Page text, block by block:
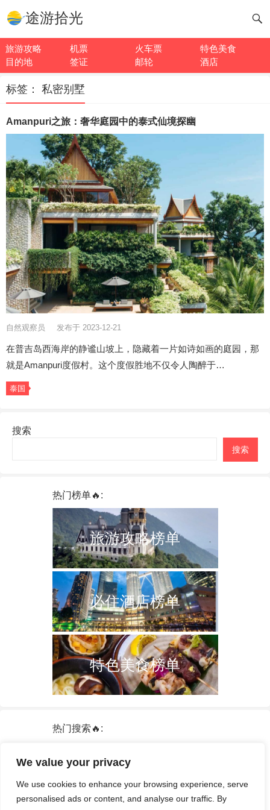
We value your privacy
We use cookies to enhance your browsing experience, serve
personalised ads or content, and analyse our traffic. By
途游拾光
旅游攻略 机票 火车票
特色美食
目的地
签证 邮轮 酒店
标签： 私密别墅
Amanpuri之旅：奢华庭园中的泰式仙境探幽
自然观察员 发布于 2023-12-21
在普吉岛西海岸的静谧山坡上，隐藏着一片如诗如画的庭园，那
就是Amanpuri度假村。这个度假胜地不仅令人陶醉于…
泰国
搜索
搜索
热门榜单🔥:
旅游攻略榜单
必住酒店榜单
特色美食榜单
热门搜索🔥:
泰国
中国 火车票
签证
酒店